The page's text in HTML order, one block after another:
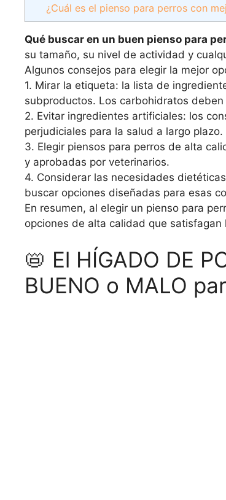
¿Cuál es el pienso para perros con
Qué buscar en un buen pienso para
su tamaño, su nivel de actividad y
Algunos consejos para elegir la mejor
1. Mirar la etiqueta: la lista de
subproductos. Los carbohidratos
2. Evitar ingredientes artificiales: los
perjudiciales para la salud a largo plazo.
3. Elegir piensos para perros de alta
y aprobadas por veterinarios.
4. Considerar las necesidades
buscar opciones diseñadas para esas
En resumen, al elegir un pienso para
opciones de alta calidad que
📛 El HÍGADO DE
BUENO o MALO